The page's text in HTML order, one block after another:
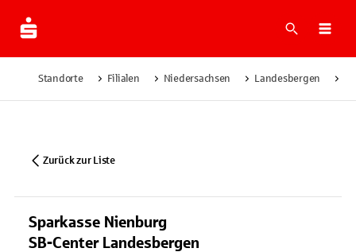
Suche
Standorte Filialen Niedersachsen Landesbergen
Zurück zur Liste
Sparkasse Nienburg
SB-Center Landesbergen